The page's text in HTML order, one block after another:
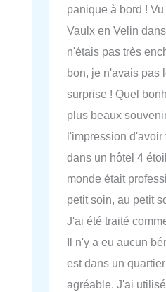
panique à bord !
Vaulx en Velin
n'étais pas très
bon, je n'avais pas
surprise ! Quel
plus beaux
l'impression d'avoir
dans un hôtel 4
monde était
petit soin, au petit
J'ai été traité
Il n'y a eu aucun
est dans un
agréable. J'ai